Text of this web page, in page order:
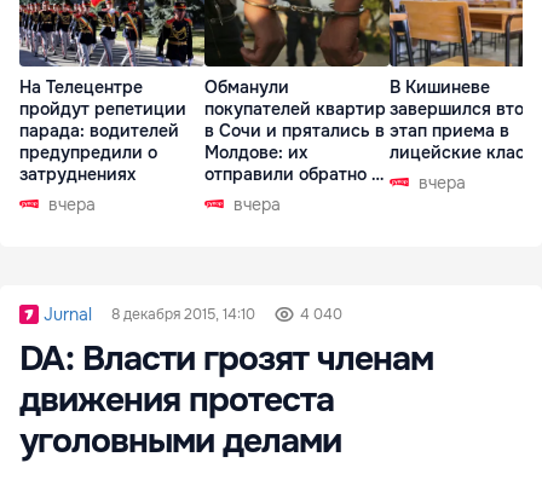
На Телецентре
пройдут репетиции
парада: водителей
предупредили о
затруднениях
вчера
Обманули
покупателей квартир
в Сочи и прятались в
Молдове: их
отправили обратно в
РФ вчера
В Кишиневе
завершился
этап приема в
лицейские
вчера
Jurnal 8 декабря 2015, 14:10 4 040
DA: Власти грозят членам
движения протеста
уголовными делами